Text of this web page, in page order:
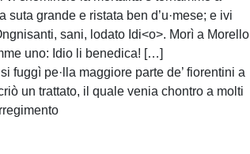
suta grande e ristata ben d’u·mese; e ivi
sani, lodato Idi<o>. Morì a Morello
uno: Idio li benedica! […]
fuggì pe·lla maggiore parte de’ fiorentini a
un trattato, il quale venia chontro a molti